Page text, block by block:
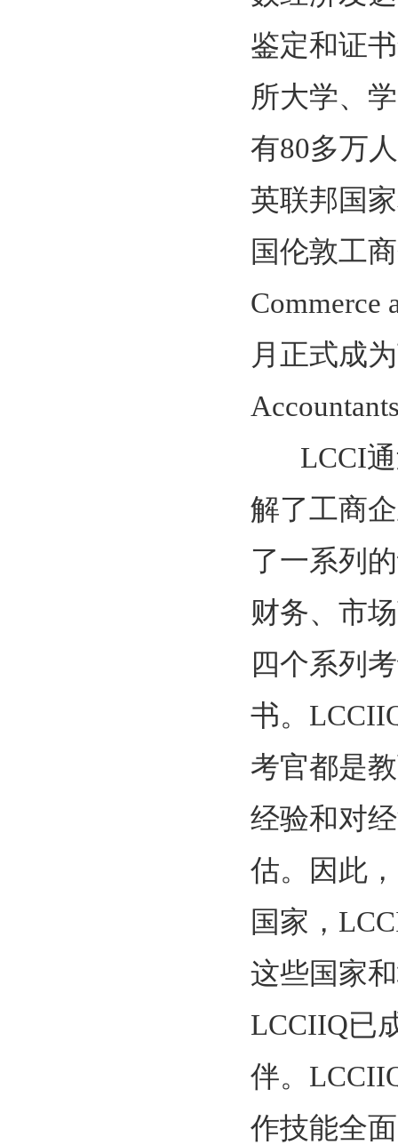
鉴定和证
所大学、
有80多万
英联邦国
国伦敦工
Commerce
月正式成
LCCI通
解了工商
了一系列
财务、市
四个系列
书。
考官都是
经验和对
估。因此
国家，
这些国家
LCCIIQ已
伴。
作技能全